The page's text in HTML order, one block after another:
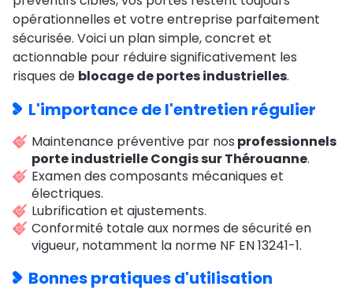
opérationnelles et votre entreprise parfaitement
sécurisée. Voici un plan simple, concret et
actionnable pour réduire significativement les
risques de blocage de portes industrielles.
L'importance de l'entretien régulier
Maintenance préventive par nos professionnels
porte industrielle Congis sur Thérouanne.
Examen des composants mécaniques et
électriques.
Lubrification et ajustements.
Conformité totale aux normes de sécurité en
vigueur, notamment la norme NF EN 13241-1.
Bonnes pratiques d'utilisation